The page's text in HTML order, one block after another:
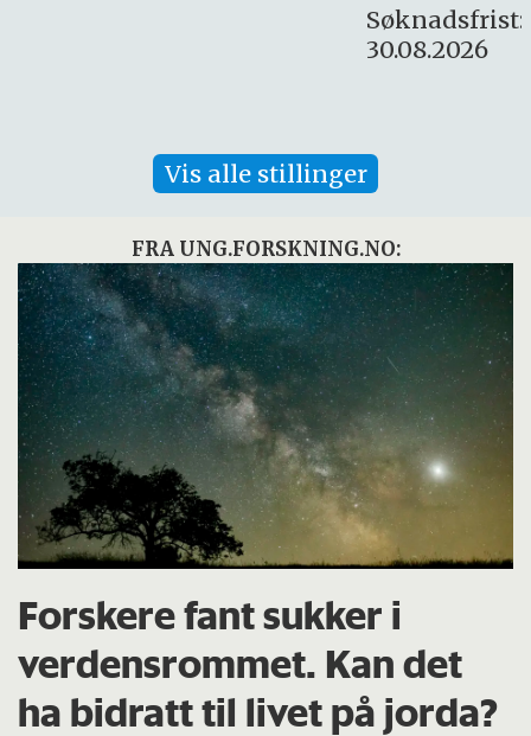
Vis alle stillinger
FRA UNG.FORSKNING.NO:
Forskere fant sukker i
verdensrommet. Kan det
ha bidratt til livet på jorda?